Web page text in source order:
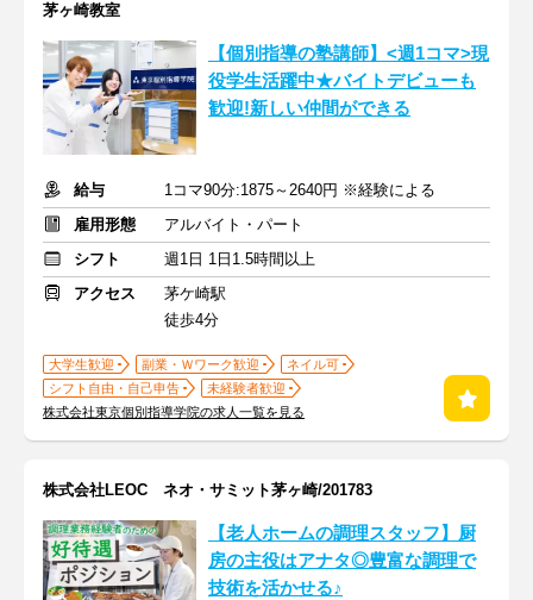
茅ヶ崎教室
【個別指導の塾講師】<週1コマ>現
役学生活躍中★バイトデビューも
歓迎!新しい仲間ができる
給与
1コマ90分:1875～2640円 ※経験による
雇用形態
アルバイト・パート
シフト
週1日 1日1.5時間以上
アクセス
茅ケ崎駅
徒歩4分
大学生歓迎 副業・Ｗワーク歓迎
ネイル可
シフト自由・自己申告
未経験者歓迎
株式会社東京個別指導学院の求人一覧を見る
株式会社LEOC ネオ・サミット茅ヶ崎/201783
【老人ホームの調理スタッフ】厨
房の主役はアナタ◎豊富な調理で
技術を活かせる♪